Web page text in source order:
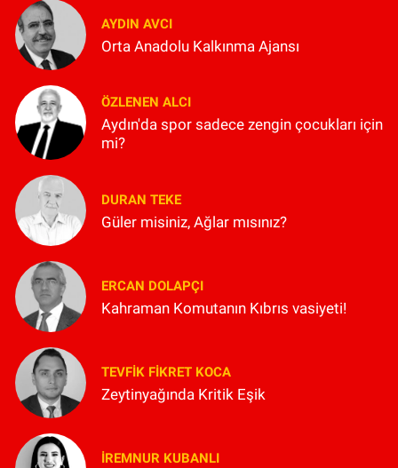
AYDIN AVCI
Orta Anadolu Kalkınma Ajansı
ÖZLENEN ALCI
Aydın'da spor sadece zengin çocukları için
mi?
DURAN TEKE
Güler misiniz, Ağlar mısınız?
ERCAN DOLAPÇI
Kahraman Komutanın Kıbrıs vasiyeti!
TEVFIK FIKRET KOCA
Zeytinyağında Kritik Eşik
İREMNUR KUBANLI